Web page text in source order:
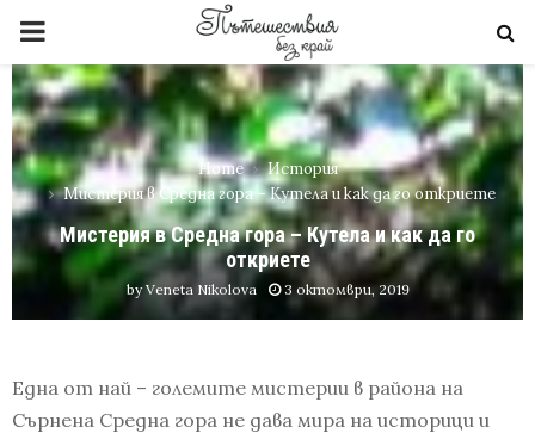
PRIMARY
MENU
Home
История
Мистерия в Средна гора – Кутела и как да го откриете
Мистерия в Средна гора – Кутела и как да го
откриете
byVeneta Nikolova 3 октомври, 2019
Една от най – големите мистерии в района на
Сърнена Средна гора не дава мира на историци и